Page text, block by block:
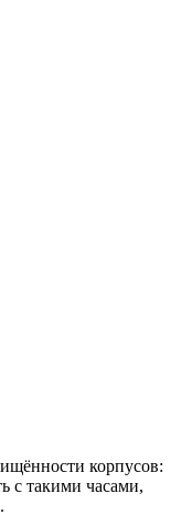
корпусов:
с такими часами,